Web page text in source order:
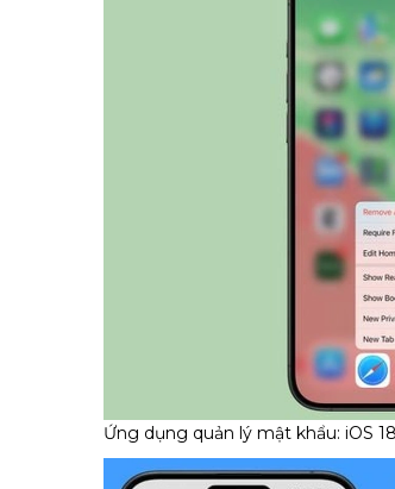
Ứng dụng quản lý mật khẩu: iOS